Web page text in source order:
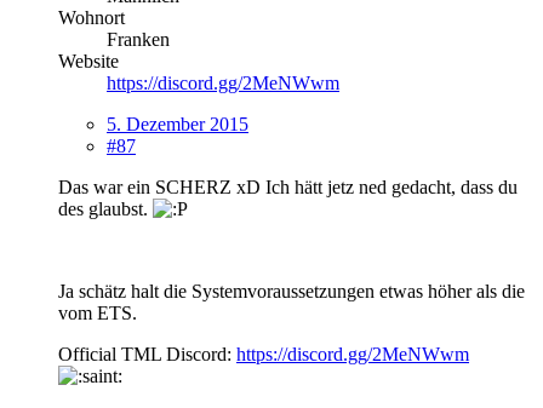
Wohnort
Franken
Website
https://discord.gg/2MeNWwm
5. Dezember 2015
#87
Das war ein SCHERZ xD Ich hätt jetz ned gedacht, dass du
des glaubst.
Ja schätz halt die Systemvoraussetzungen etwas höher als die
vom ETS.
Official TML Discord: https://discord.gg/2MeNWwm